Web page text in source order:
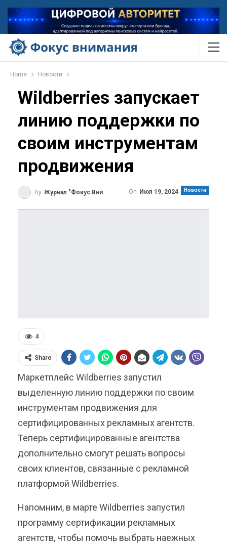
Home Новости
Wildberries запускает
линию поддержки по
своим инструментам
продвижения
Новости
By Журнал "Фокус Внимания" On Июл 19, 2024
4
Share
Маркетплейс Wildberries запустил
выделенную линию поддержки по своим
инструментам продвижения для
сертифицированных рекламных агентств.
Теперь сертифицированные агентства
дополнительно смогут решать вопросы
своих клиентов, связанные с рекламной
платформой Wildberries.
Напомним, в марте Wildberries запустил
программу сертификации рекламных
агентств, чтобы помочь выбрать наежных